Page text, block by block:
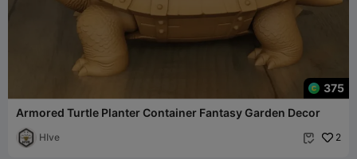
375
Armored Turtle Planter Container Fantasy Garden Decor
HIve  2